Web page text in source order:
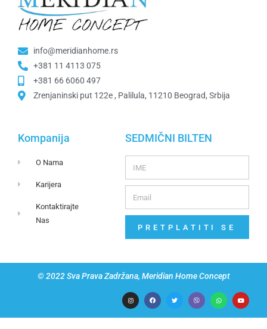
info@meridianhome.rs
+381 11 4113 075
+381 66 6060 497
Zrenjaninski put 122e , Palilula, 11210 Beograd, Srbija
Kompanija
O Nama
Karijera
Kontaktirajte
Nas
SEDMIČNI BILTEN
PRETPLATITI SE
© 2022 Sva Prava Zadržana, Meridian Home Concept